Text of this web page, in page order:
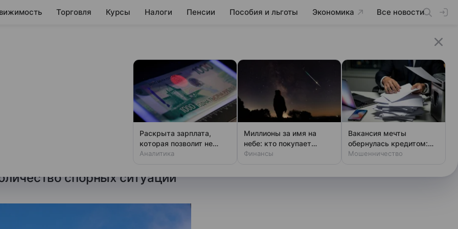
Торговля Курсы Налоги Пенсии Пособия и льготы Экономика Все новости
отказа в кредите
авторов, позволит сделать
сократить число повторных
исправление ошибок в
спорных ситуаций
Раскрыта зарплата,
которая позволит не
чувствовать зависти
Аналитика
Миллионы за имя на
небе: кто покупает
звезды
Финансы
Вакансия мечты
обернулась кредитом:
новая уловка аферистов
Мошенничество